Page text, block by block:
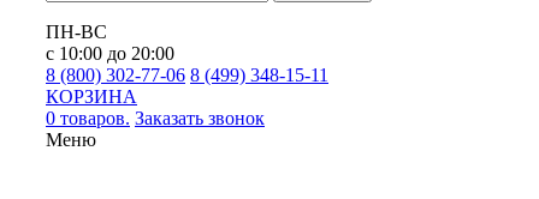
ПН-ВС
с 10:00 до 20:00
8 (800) 302-77-06 8 (499) 348-15-11
КОРЗИНА
0 товаров. Заказать звонок
Меню